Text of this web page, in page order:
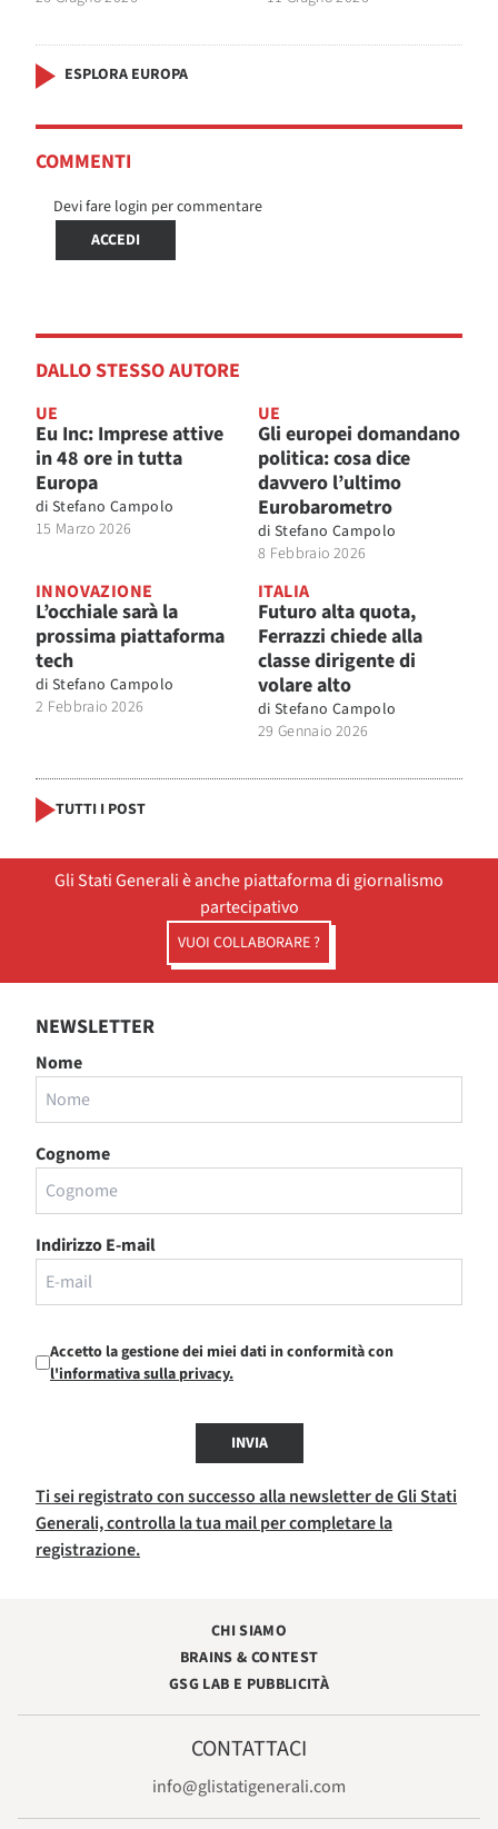
ESPLORA EUROPA
COMMENTI
Devi fare login per commentare
ACCEDI
DALLO STESSO AUTORE
UE
Eu Inc: Imprese attive
in 48 ore in tutta
Europa
di Stefano Campolo
15 Marzo 2026
UE
Gli europei domandano
politica: cosa dice
davvero l’ultimo
Eurobarometro
di Stefano Campolo
8 Febbraio 2026
INNOVAZIONE
L’occhiale sarà la
prossima piattaforma
tech
di Stefano Campolo
2 Febbraio 2026
ITALIA
Futuro alta quota,
Ferrazzi chiede alla
classe dirigente di
volare alto
di Stefano Campolo
29 Gennaio 2026
TUTTI I POST
Gli Stati Generali è anche piattaforma di giornalismo
partecipativo
VUOI COLLABORARE ?
NEWSLETTER
Nome
Cognome
Indirizzo E-mail
Accetto la gestione dei miei dati in conformità con
l'informativa sulla privacy.
INVIA
Ti sei registrato con successo alla newsletter de Gli Stati
Generali, controlla la tua mail per completare la
registrazione.
CHI SIAMO
BRAINS & CONTEST
GSG LAB E PUBBLICITÀ
CONTATTACI
info@glistatigenerali.com